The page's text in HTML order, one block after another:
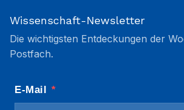
Wissenschaft-Newsletter
Die wichtigsten Entdeckungen der
Postfach.